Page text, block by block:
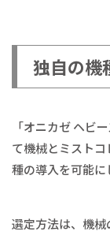
独自の機
「オニカゼ ヘビ
て機械とミスト
種の導入を可能に
選定方法は、機